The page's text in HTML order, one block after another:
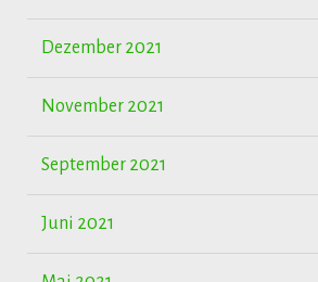
Dezember 2021
November 2021
September 2021
Juni 2021